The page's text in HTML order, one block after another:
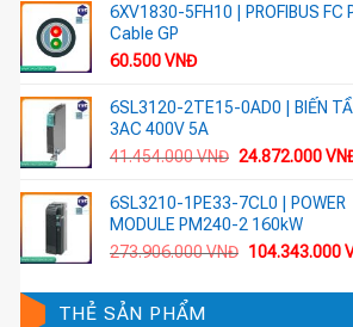
6XV1830-5FH10 | PROFIBUS FC
Cable GP
60.500VNĐ
6SL3120-2TE15-0AD0 | BIẾN
3AC 400V 5A
41.454.000VNĐ Giá
là:
41.454.000
24.872.000
6SL3210-1PE33-7CL0 | POWER
MODULE PM240-2 160kW
273.906.000VNĐ Giá
là:
104.343.000
THẺ SẢN PHẨM